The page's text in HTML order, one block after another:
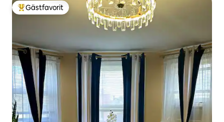
Populär gästfavorit
Gästfavorit